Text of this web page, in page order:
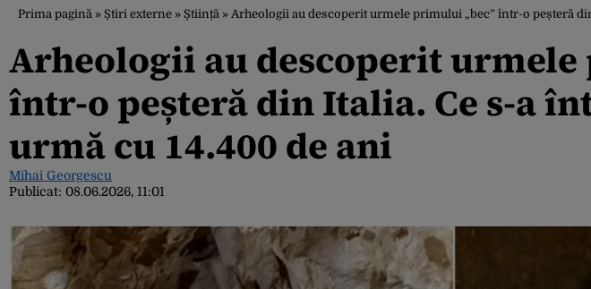
Prima pagină » Știri externe » Știință » Arheologii au descoperit urmele primului „bec” într-o peșteră
Arheologii au descoperit
într-o peșteră din Italia. Ce s-a
urmă cu 14.400 de ani
Mihai Georgescu
Publicat: 08.06.2026, 11:01